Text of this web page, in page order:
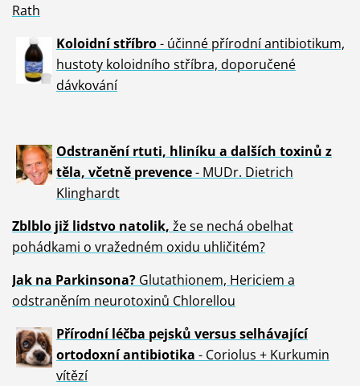
Rath
Koloidní stříbro- účinné přírodní antibiotikum,
hustoty koloidního stříbra, doporučené
dávkování
Odstranění rtuti, hliníku a dalších toxinů z
těla, včetně prevence- MUDr. Dietrich
Klinghardt
Zblblo již lidstvo natolik, že se nechá obelhat
pohádkami o vražedném oxidu uhličitém?
Jak na Parkinsona?Glutathionem, Hericiem a
odstraněním neurotoxinů Chlorellou
Přírodní léčba pejsků versus selhávající
ortodoxní antibiotika - Coriolus + Kurkumin
vítězí